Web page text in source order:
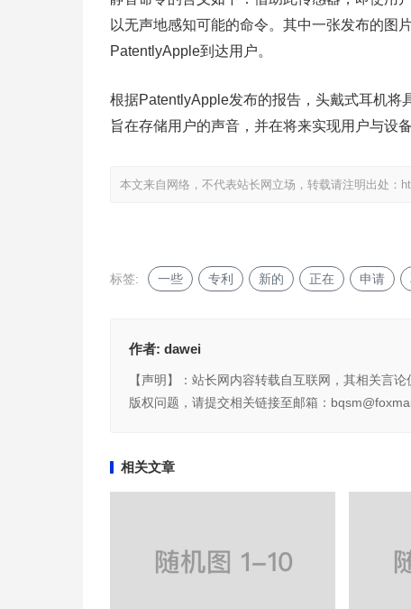
以无声地感知可能的命令。其中一张发布的图
PatentlyApple到达用户。
根据PatentlyApple发布的报告，头戴式耳机将
旨在存储用户的声音，并在将来实现用户与设
本文来自网络，不代表站长网立场，转载请注明出处：
标签: 一些 专利 新的 正在 申请
作者: dawei
【声明】：站长网内容转载自互联网，其相关言
版权问题，请提交相关链接至邮箱：
相关文章